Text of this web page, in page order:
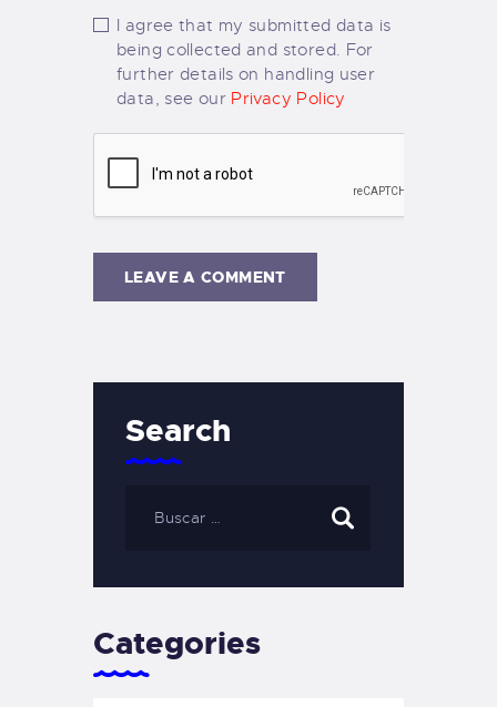
I agree that my submitted data is
being collected and stored. For
further details on handling user
data, see our Privacy Policy
Search
Categories